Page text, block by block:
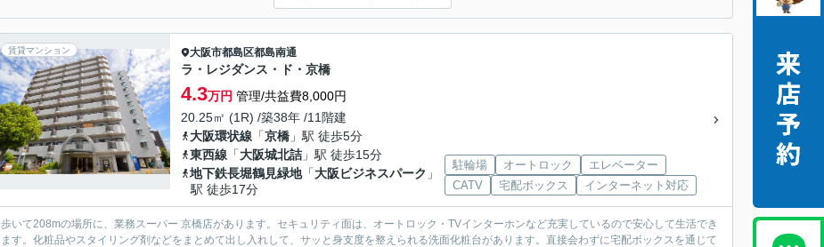
賃貸マンション 大阪市都島区都島南通
ラ・レジダンス・ド・京橋
4.3万円 管理/共益費8,000円
20.25㎡ (1R) /築38年 /11階建
大阪環状線 「京橋 」駅 徒歩5分
東西線 「大阪城北詰 」駅 徒歩15分
地下鉄長堀鶴見緑地「大阪ビジネスパーク 」
駅 徒歩17分
駐輪場 オートロック
エレベーター
CATV
宅配ボックス インターネット対応
歩いて208mの場所に、業務スーパー 京橋店があります。セキュリティ面は、オートロック・TVインターホンなど充実しているので安心して生活でき
ます。化粧品やスタイリング剤などをまとめて出し入れして、サッと身支度を整えられる洗面化粧台があります。直接会わずに宅配ボックスを通じて